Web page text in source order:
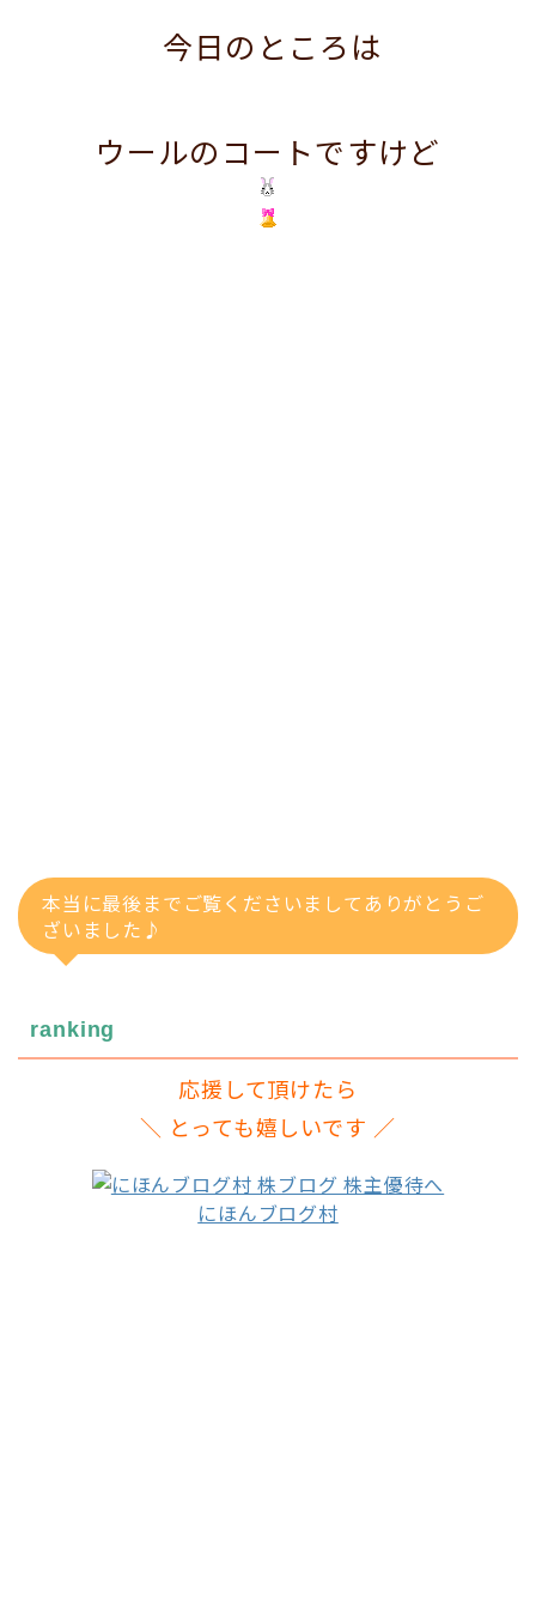
今日のところは
ウールのコートですけど
本当に最後までご覧くださいましてありがとうご
ざいました♪
ranking
応援して頂けたら
＼ とっても嬉しいです ／
にほんブログ村